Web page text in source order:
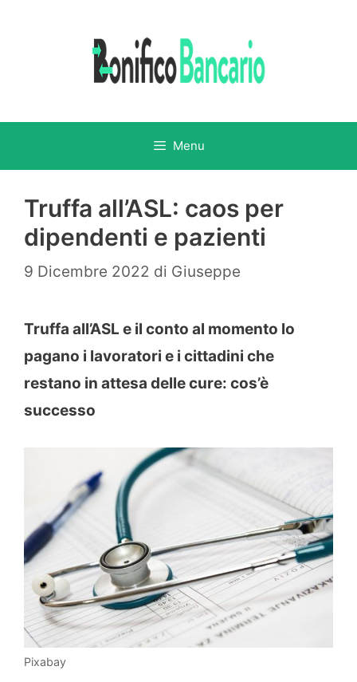
Menu
Truffa all’ASL: caos per
dipendenti e pazienti
9 Dicembre 2022 di Giuseppe
Truffa all’ASL e il conto al momento lo
pagano i lavoratori e i cittadini che
restano in attesa delle cure: cos’è
successo
Pixabay